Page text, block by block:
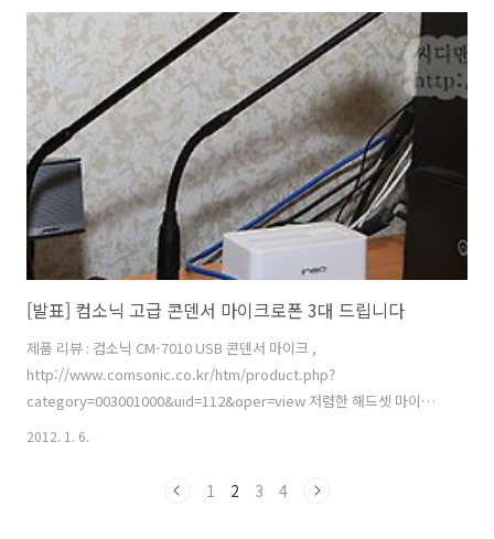
다. 지금도 마켓에서 올레내비를 설치 후 만약 부족한 점이 있다면 제안
을 통해서 요청을 할 수 있습니다. 이번에 업데이트 된 기능들도 그동안
계속 많은 유저들이 요청한 내용중 괜찮은 기능들을 계속 업그레이드 한
것이니까요. 지금은 Olleh navi 버전업이 계속 진행되어 v.2.7.0 까지 업
데이트 된 상태 입니다. 올레내비 V2.7.0 업데이트 주요 내용 기능개선 :
..
[발표] 컴소닉 고급 콘덴서 마이크로폰 3대 드립니다
제품 리뷰 : 컴소닉 CM-7010 USB 콘덴서 마이크 ,
http://www.comsonic.co.kr/htm/product.php?
category=003001000&uid=112&oper=view 저렴한 해드셋 마이크
와는 비교가 안될만큼 성능이 좋으며 깨끗한 목소리와 악기소리를 녹음
꽂는것만으로 바로 사용이 가능한 모델 입니다. 이벤트 상품 : 컴소닉
2012. 1. 6.
1 2 3 4